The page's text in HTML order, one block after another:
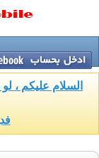
السلام عليكم ،